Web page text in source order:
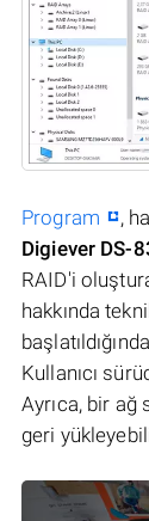
Program
,
Digiever DS-
RAID'i
hakkında
Kullanıcı
Ayrıca, bir ağ
geri